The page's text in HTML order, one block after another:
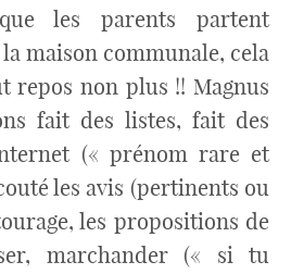
les parents partent
maison communale, cela
repos non plus !! Magnus
fait des listes, fait des
(« prénom rare et
les avis (pertinents ou
les propositions de
marchander (« si tu